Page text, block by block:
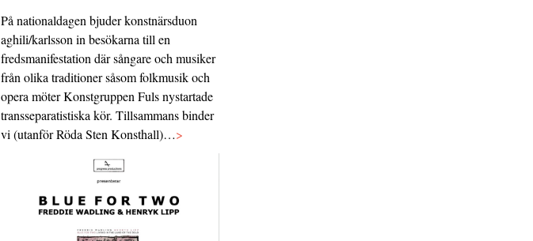
På nationaldagen bjuder konstnärsduon
aghili/karlsson in besökarna till en
fredsmanifestation där sångare och musiker
från olika traditioner såsom folkmusik och
opera möter Konstgruppen Fuls nystartade
transseparatistiska kör. Tillsammans binder
vi (utanför Röda Sten Konsthall)…>